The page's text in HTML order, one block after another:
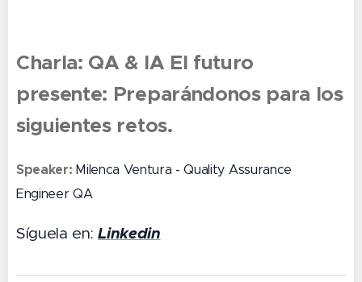
Charla: QA & IA El futuro
presente: Preparándonos para los
siguientes retos.
Speaker: Milenca Ventura - Quality Assurance
Engineer QA
Síguela en:Linkedin